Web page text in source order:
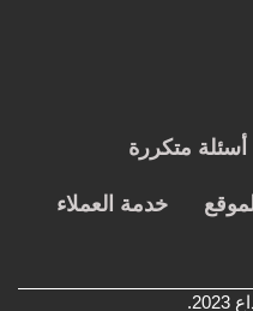
أسئلة متكررة
خدمة العملاء